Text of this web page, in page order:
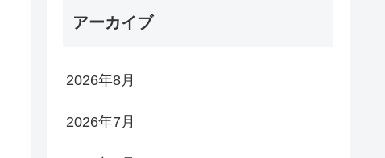
アーカイブ
2026年8月
2026年7月